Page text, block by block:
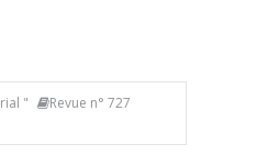
"
Revue n° 727